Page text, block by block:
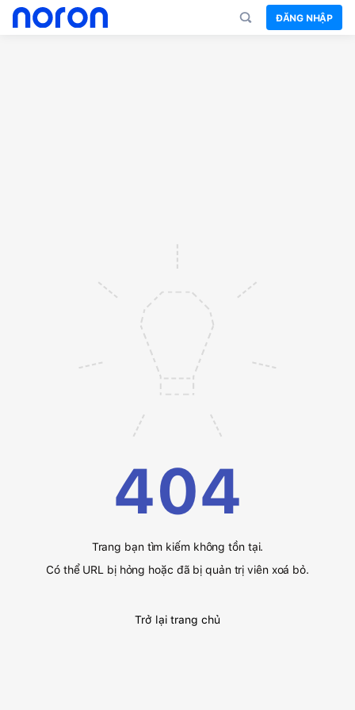
ĐĂNG NHẬP
404
Trang bạn tìm kiếm không tồn tại.
Có thể URL bị hỏng hoặc đã bị quản trị viên xoá bỏ.
Trở lại trang chủ